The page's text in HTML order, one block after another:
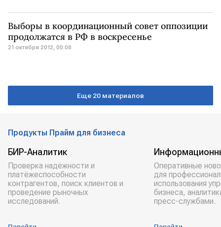
Выборы в координационный совет оппозиции
продолжатся в РФ в воскресенье
21 октября 2012, 00:08
Еще 20 материалов
Продукты Прайм для бизнеса
БИР-Аналитик
Проверка надёжности и
платёжеспособности
контрагентов, поиск клиентов и
проведение рыночных
исследований.
Оперативные
для
использования
бизнеса,
пресс-службами.